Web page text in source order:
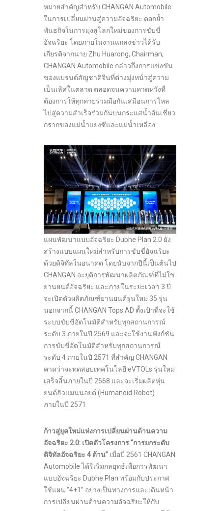
หมายสำคัญสำหรับ CHANGAN Automobile
ในการเปลี่ยนผ่านสู่ความอัจฉริยะ ตอกย้ำ
พันธกิจในการมุ่งสู่โลกใหม่ของการขับขี่
อัจฉริยะ โดยภายในงานแถลงข่าวได้รับ
เกียรติจากนาย Zhu Huarong, Chairman,
CHANGAN Automobile กล่าวถึงการแข่งขัน
ของแบรนด์สัญชาติจีนที่ต่างมุ่งหน้าสู่ความ
เป็นเลิศในตลาด ตลอดจนความคาดหวังที่
ต้องการให้ทุกค่ายร่วมมือกันเสมือนการไหล
ไปสู่ความสำเร็จร่วมกันบนกระแสน้ำอันเชี่ยว
กรากของแม่น้ำแยงซีและแม่น้ำเหลือง
แผนพัฒนาแบบอัจฉริยะ Dubhe Plan 2.0 ยัง
สร้างแบบแผนใหม่สำหรับการขับขี่อัจฉริยะ
ด้วยดิจิทัลในอนาคต โดยนับจากปีนี้เป็นต้นไป
CHANGAN จะยุติการพัฒนาผลิตภัณฑ์ที่ไม่ใช่
ยานยนต์อัจฉริยะ และภายในระยะเวลา 3 ปี
จะเปิดตัวผลิตภัณฑ์ยานยนต์รุ่นใหม่ 35 รุ่น
นอกจากนี้ CHANGAN Tops AD ตั้งเป้าที่จะใช้
ระบบขับขี่อัตโนมัติสำหรับทุกสถานการณ์
ระดับ 3 ภายในปี 2569 และจะใช้งานฟังก์ชัน
การขับขี่อัตโนมัติสำหรับทุกสถานการณ์
ระดับ 4 ภายในปี 2571 ที่สำคัญ CHANGAN
คาดว่าจะทดสอบเทคโนโลยี eVTOLs รุ่นใหม่
เสร็จสิ้นภายในปี 2568 และจะเริ่มผลิตหุ่น
ยนต์ฮิวแมนนอยด์ (Humanoid Robot)
ภายในปี 2571
ก้าวสู่ยุคใหม่แห่งการเปลี่ยนผ่านด้านความ
อัจฉริยะ 2.0: เปิดตัวโครงการ“การยกระดับ
ดิจิทัลอัจฉริยะ 4 ด้าน” เมื่อปี 2561 CHANGAN
Automobile ได้ริเริ่มกลยุทธ์เพื่อการพัฒนา
แบบอัจฉริยะ Dubhe Plan พร้อมกับประกาศ
ใช้แผน “4+1” อย่างเป็นทางการและเดินหน้า
การเปลี่ยนผ่านด้านความอัจฉริยะให้กับ